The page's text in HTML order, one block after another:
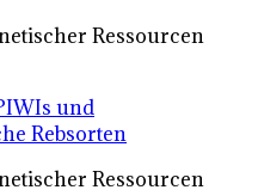
Ressourcen
und
Rebsorten
Ressourcen